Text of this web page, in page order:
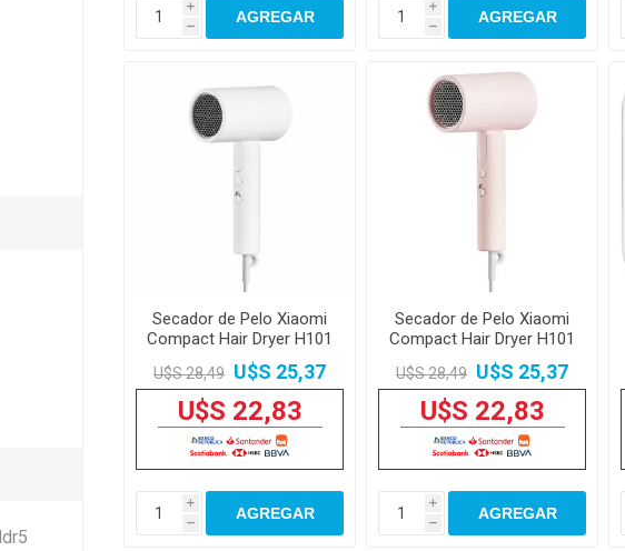
i
h
AGREGAR
i
h
AGREGAR
Secador de Pelo Xiaomi
Compact Hair Dryer H101
1600W Blanco
U$S 28,49 U$S 25,37
U$S 22,83
i
h
AGREGAR
Secador de Pelo Xiaomi
Compact Hair Dryer H101
1600W Rosado
U$S 28,49 U$S 25,37
U$S 22,83
i
h
AGREGAR